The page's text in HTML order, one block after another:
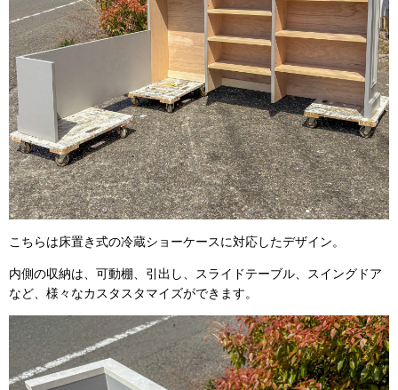
こちらは床置き式の冷蔵ショーケースに対応したデザイン。
内側の収納は、可動棚、引出し、スライドテーブル、スイングドア
など、様々なカスタスタマイズができます。